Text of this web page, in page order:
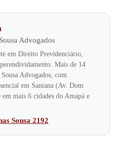
Advogados
em Direito Previdenciário,
Mais de 14
Advogados, com
em Santana (Av. Dom
mais 6 cidades do Amapá e
Sousa 2192